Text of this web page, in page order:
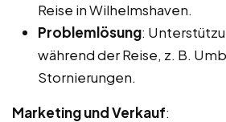
Reise in Wilhelmshaven.
Problemlösung:
während der Reise, z. B.
Stornierungen.
Marketing und Verkauf: